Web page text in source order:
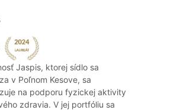
Jaspis, ktorej sídlo sa
v Poľnom Kesove, sa
na podporu fyzickej aktivity
zdravia. V jej portfóliu sa